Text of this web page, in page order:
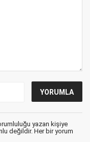
yazan kişiye
değildir. Her bir yorum